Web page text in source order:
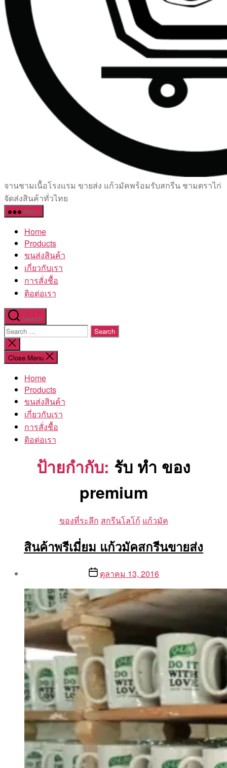
เซรามิค
ครบ
ครัน
โรงงาน
จานชามเนื้อโรงแรม ขายส่ง แก้วมัคพร้อมรับสกรีน ชามตราไก่
จัดส่งสินค้าทั่วไทย
Menu
Home
Products
ขนส่งสินค้า
เกี่ยวกับเรา
การสั่งชื้อ
ติอต่อเรา
Search
Search
for:
Close
search
Close Menu
Home
Products
ขนส่งสินค้า
เกี่ยวกับเรา
การสั่งชื้อ
ติอต่อเรา
ป้ายกำกับ: รับ ทำ ของ
premium
Categories
ของที่ระลึก สกรีนโลโก้ แก้วมัค
สินค้าพรีเมี่ยม แก้วมัคสกรีนขายส่ง
By
Aea
Postตุลาคม 13, 2016